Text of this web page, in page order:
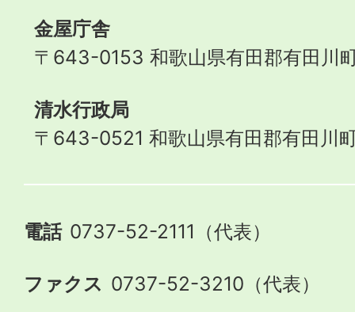
金屋庁舎
〒643-0153 和歌山県有田郡有田川
清水行政局
〒643-0521 和歌山県有田郡有田川
電話 0737-52-2111（代表）
ファクス 0737-52-3210（代表）